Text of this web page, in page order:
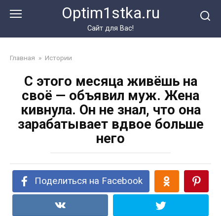
Optim1stka.ru
Сайт для Вас!
Главная » Истории
С этого месяца живёшь на
своё — объявил муж. Жена
кивнула. Он не знал, что она
зарабатывает вдвое больше
него
Поделиться на Facebook